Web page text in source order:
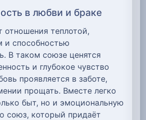
в любви и браке
отношения теплотой,
и способностью
В таком союзе ценятся
и глубокое чувство
проявляется в заботе,
прощать. Вместе легко
быт, но и эмоциональную
союз, который придаёт